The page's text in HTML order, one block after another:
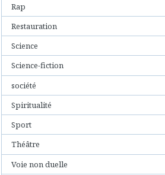
Rap
Restauration
Science
Science-fiction
société
Spiritualité
Sport
Théâtre
Voie non duelle